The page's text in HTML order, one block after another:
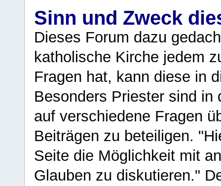
Sinn und Zweck
Dieses Forum dazu
katholische Kirche jedem
Fragen hat, kann diese in
Besonders Priester sind in
auf verschiedene Fragen
Beiträgen zu beteiligen.
Seite die Möglichkeit mit
Glauben zu diskutieren."